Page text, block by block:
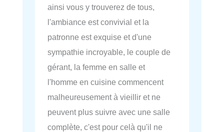
ainsi vous y trouverez de tous,
l'ambiance est convivial et la
patronne est exquise et d'une
sympathie incroyable, le couple de
gérant, la femme en salle et
l'homme en cuisine commencent
malheureusement à vieillir et ne
peuvent plus suivre avec une salle
complète, c'est pour celà qu'il ne